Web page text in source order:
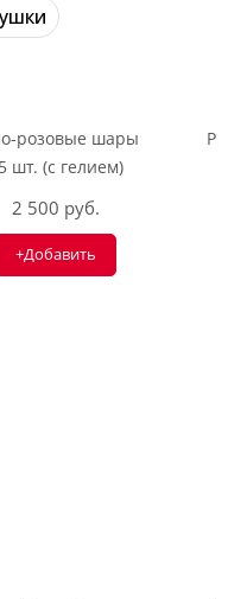
розовые шары
шт. (с гелием)
2 500 руб.
+Добавить